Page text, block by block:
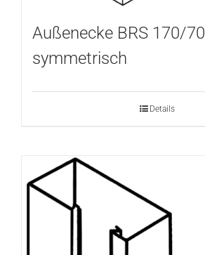
Außenecke BRS 170/70
symmetrisch
Details